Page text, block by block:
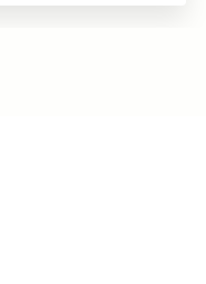
品牌同時堅守積極支
試、支持公平社群貿